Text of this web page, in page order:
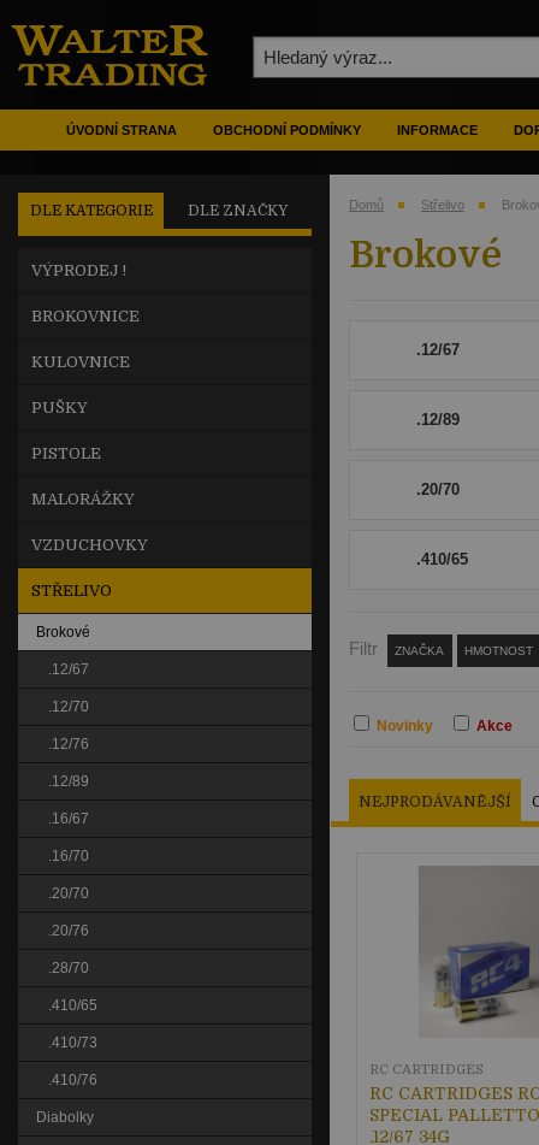
ÚVODNÍ STRANA OBCHODNÍ PODMÍNKY INFORMACE
Domů Střelivo
Brokové
.12/67
.12/89
.20/70
.410/65
Filtr ZNAČKA HMOTNOST
Novinky Akce
NEJPRODÁVANĚJŠÍ
RC CARTRIDGES
SPECIAL
.12/67 34G
RC CARTRIDGES
DLE KATEGORIE DLE ZNAČKY
VÝPRODEJ !
BROKOVNICE
KULOVNICE
PUŠKY
PISTOLE
MALORÁŽKY
VZDUCHOVKY
STŘELIVO
Brokové
.12/67
.12/70
.12/76
.12/89
.16/67
.16/70
.20/70
.20/76
.28/70
.410/65
.410/73
.410/76
Diabolky